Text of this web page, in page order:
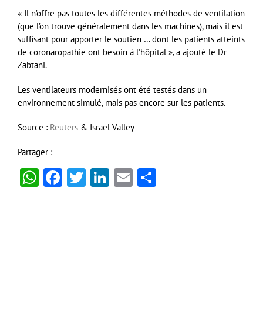
« Il n’offre pas toutes les différentes méthodes de ventilation
(que l’on trouve généralement dans les machines), mais il est
suffisant pour apporter le soutien … dont les patients atteints
de coronaropathie ont besoin à l’hôpital », a ajouté le Dr
Zabtani.
Les ventilateurs modernisés ont été testés dans un
environnement simulé, mais pas encore sur les patients.
Source : Reuters & Israël Valley
Partager :
WhatsApp
Facebook
Twitter
LinkedIn
Email